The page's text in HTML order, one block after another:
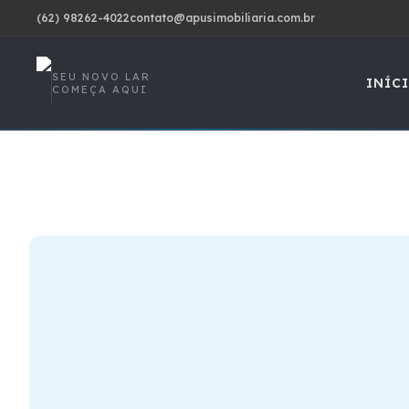
(62) 98262-4022contato@apusimobiliaria.com.br
SEU NOVO LAR
COMEÇA AQUI